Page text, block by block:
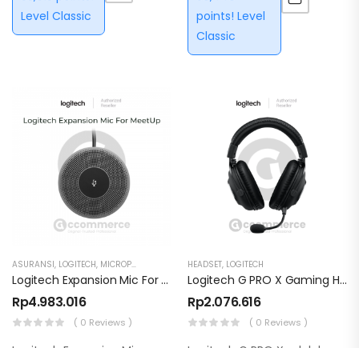
Level Classic
pengaturan ruang. Dengan
port…
points! Level
Classic
ASURANSI, LOGITECH, MICROPHONE VIDEO CONFERENCE
Logitech Expansion Mic For MeetUp
Rp4.983.016
( 0 Reviews )
HEADSET, LOGITECH
Logitech G PRO X Gaming Headset DTS:X 7.1 Surround BLUE VO!CE Microphone
Rp2.076.616
( 0 Reviews )